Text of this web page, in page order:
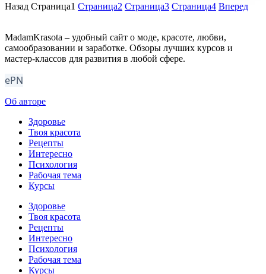
Назад Страница1 Страница2 Страница3 Страница4 Вперед
MadamKrasota – удобный сайт о моде, красоте, любви,
самообразовании и заработке. Обзоры лучших курсов и
мастер-классов для развития в любой сфере.
ePN
Об авторе
Здоровье
Твоя красота
Рецепты
Интересно
Психология
Рабочая тема
Курсы
Здоровье
Твоя красота
Рецепты
Интересно
Психология
Рабочая тема
Курсы